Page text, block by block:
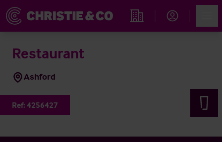
Immobiliensuche
Restaurant
Ashford
Ref: 4256427